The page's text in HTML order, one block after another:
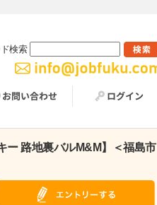
検索
ー 路地裏バルM&M】＜福島市